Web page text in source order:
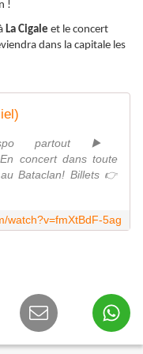
!
La Cigale et le concert
dans la capitale les
partout ▶️
concert dans toute
Bataclan! Billets 👉
watch?v=fmXtBdF-5ag